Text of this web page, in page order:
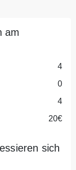
am
4
0
4
20€
sich